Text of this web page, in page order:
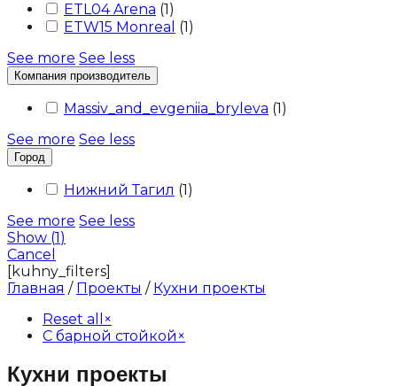
ETL04 Arena (1)
ETW15 Monreal (1)
See more See less
Компания производитель
Massiv_and_evgeniia_bryleva (1)
See more See less
Город
Нижний Тагил (1)
See more See less
Show (1)
Cancel
[kuhny_filters]
Главная / Проекты / Кухни проекты
Reset all
×
С барной стойкой ×
Кухни проекты